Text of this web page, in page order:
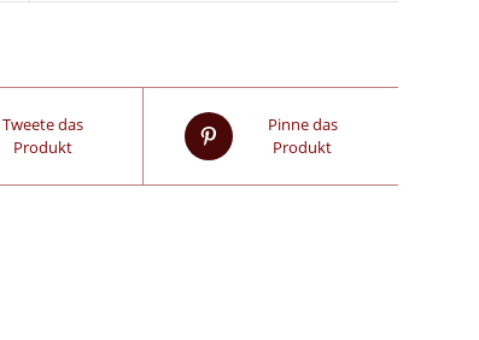
Tweete das
Produkt
Pinne das
Produkt